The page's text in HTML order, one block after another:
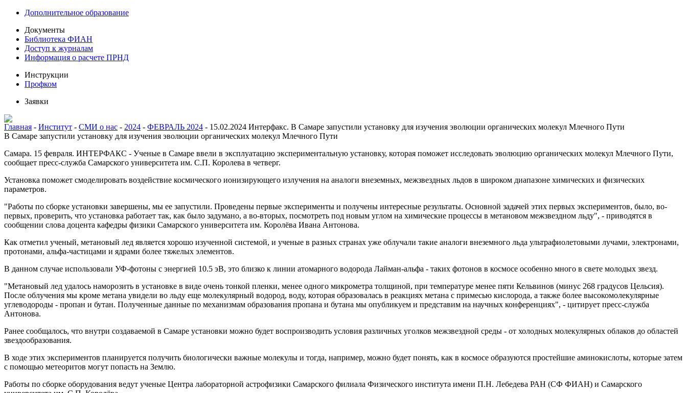
Дополнительное образование
Документы
Библиотека ФИАН
Доступ к журналам
Информация о расчете ПРНД
Инструкции
Профком
Заявки
Главная - Институт - СМИ о нас - 2024 - ФЕВРАЛЬ 2024 - 15.02.2024 Интерфакс. В Самаре запустили установку для изучения эволюции органических молекул Млечного Пути
В Самаре запустили установку для изучения эволюции органических молекул Млечного Пути
Самара. 15 февраля. ИНТЕРФАКС - Ученые в Самаре ввели в эксплуатацию экспериментальную установку, которая поможет исследовать эволюцию органических молекул Млечного Пути,
сообщает пресс-служба Самарского университета им. С.П. Королева в четверг.
Установка поможет смоделировать воздействие космического ионизирующего излучения на аналоги внеземных, межзвездных льдов в широком диапазоне химических и физических
параметров.
"Работы по сборке установки завершены, мы ее запустили. Проведены первые эксперименты и получены интересные результаты. Основной задачей этих первых экспериментов, было, во-
первых, проверить, что установка работает так, как было задумано, а во-вторых, посмотреть под новым углом на химические процессы в метановом межзвездном льду", - приводятся в
сообщении слова доцента кафедры физики Самарского университета им. Королёва Ивана Антонова.
Как отметил ученый, метановый лед является хорошо изученной системой, и ученые в разных странах уже облучали такие аналоги внеземного льда ультрафиолетовыми лучами, электронами,
протонами, альфа-частицами и ядрами более тяжелых элементов.
В данном случае использовали УФ-фотоны с энергией 10.5 эВ, это близко к линии атомарного водорода Лайман-альфа - таких фотонов в космосе особенно много в свете молодых звезд.
"Метановый лед удалось наморозить в установке в виде очень тонкой пленки, менее одного микрометра толщиной, при температуре менее пяти Кельвинов (минус 268 градусов Цельсия).
После облучения мы кроме метана увидели во льду еще молекулярный водород, воду, которая образовалась в реакциях метана с примесью кислорода, а также более высокомолекулярные
углеводороды - пропан и бутан. Полученные данные по механизмам образования пропана и бутана мы опубликуем и представим на научных конференциях", - цитирует пресс-служба
Антонова.
Ранее сообщалось, что внутри создаваемой в Самаре установки можно будет воспроизводить условия различных уголков межзвездной среды - от холодных молекулярных облаков до областей
звездообразования.
В ходе этих экспериментов планируется получить биологически важные молекулы и тогда, например, можно будет понять, как в космосе образуются простейшие аминокислоты, которые затем
с помощью метеоритов могут попасть на Землю.
Работы по сборке оборудования ведут ученые Центра лабораторной астрофизики Самарского филиала Физического института имени П.Н. Лебедева РАН (СФ ФИАН) и Самарского